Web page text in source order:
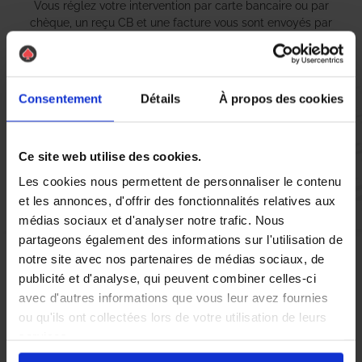
Consentement Détails À propos des cookies
Ce site web utilise des cookies.
Les cookies nous permettent de personnaliser le contenu
et les annonces, d'offrir des fonctionnalités relatives aux
médias sociaux et d'analyser notre trafic. Nous
partageons également des informations sur l'utilisation de
notre site avec nos partenaires de médias sociaux, de
publicité et d'analyse, qui peuvent combiner celles-ci
avec d'autres informations que vous leur avez fournies
ou qu'ils ont collectées lors de votre utilisation de leurs
Vous réglez votre intervention par carte bancaire ou par
chèque, un reçu CB et une facture vous sont envoyés par
Etape 5 :
Vous recevez une demande d’évaluation de votre expérience
avec l’équipe AS DE PIC.
Nous avons pensé à tout